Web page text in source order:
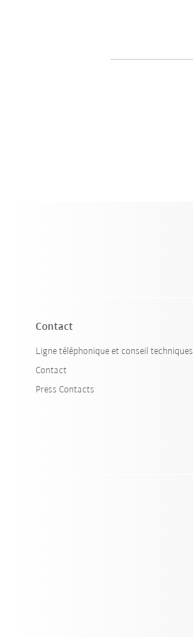
Contact
Ligne téléphonique et conseil techniques
Contact
Press Contacts